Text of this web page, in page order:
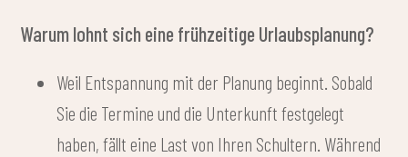
Warum lohnt sich eine frühzeitige Urlaubsplanung?
Weil Entspannung mit der Planung beginnt. Sobald
Sie die Termine und die Unterkunft festgelegt
haben, fällt eine Last von Ihren Schultern. Während